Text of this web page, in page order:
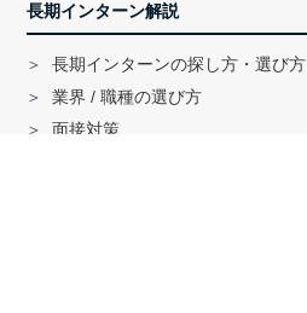
長期インターン解説
長期インターンの探し方・選び方
業界 / 職種の選び方
面接対策